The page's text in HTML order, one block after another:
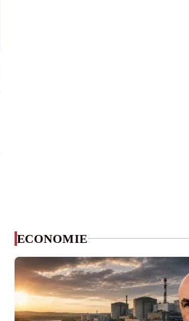
ECONOMIE